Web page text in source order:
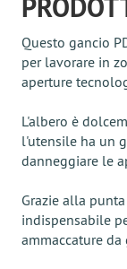
Questo gancio
per lavorare in
aperture
L'albero è
l'utensile ha un
danneggiare le
Grazie alla
indispensabile
ammaccature da